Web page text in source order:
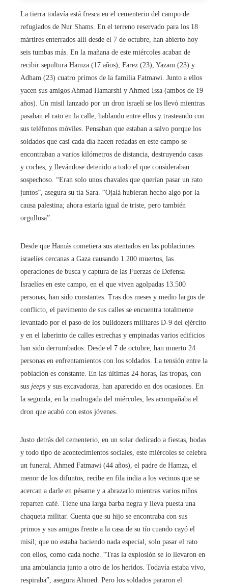
La tierra todavía está fresca en el cementerio del campo de
refugiados de Nur Shams. En el terreno reservado para los 18
mártires enterrados allí desde el 7 de octubre, han abierto hoy
seis tumbas más. En la mañana de este miércoles acaban de
recibir sepultura Hamza (17 años), Farez (23), Yazam (23) y
Adham (23) cuatro primos de la familia Fatmawi. Junto a ellos
yacen sus amigos Ahmad Hamarshi y Ahmed Issa (ambos de 19
años). Un misil lanzado por un dron israelí se los llevó mientras
pasaban el rato en la calle, hablando entre ellos y trasteando con
sus teléfonos móviles. Pensaban que estaban a salvo porque los
soldados que casi cada día hacen redadas en este campo se
encontraban a varios kilómetros de distancia, destruyendo casas
y coches, y llevándose detenido a todo el que consideraban
sospechoso. “Eran solo unos chavales que querían pasar un rato
juntos”, asegura su tía Sara. “Ojalá hubieran hecho algo por la
causa palestina; ahora estaría igual de triste, pero también
orgullosa”.
Desde que Hamás cometiera sus atentados en las poblaciones
israelíes cercanas a Gaza causando 1.200 muertos, las
operaciones de busca y captura de las Fuerzas de Defensa
Israelíes en este campo, en el que viven agolpadas 13.500
personas, han sido constantes. Tras dos meses y medio largos de
conflicto, el pavimento de sus calles se encuentra totalmente
levantado por el paso de los bulldozers militares D-9 del ejército
y en el laberinto de calles estrechas y empinadas varios edificios
han sido derrumbados. Desde el 7 de octubre, han muerto 24
personas en enfrentamientos con los soldados. La tensión entre la
población es constante. En las últimas 24 horas, las tropas, con
sus jeeps y sus excavadoras, han aparecido en dos ocasiones. En
la segunda, en la madrugada del miércoles, les acompañaba el
dron que acabó con estos jóvenes.
Justo detrás del cementerio, en un solar dedicado a fiestas, bodas
y todo tipo de acontecimientos sociales, este miércoles se celebra
un funeral. Ahmed Fatmawi (44 años), el padre de Hamza, el
menor de los difuntos, recibe en fila india a los vecinos que se
acercan a darle en pésame y a abrazarlo mientras varios niños
reparten café. Tiene una larga barba negra y lleva puesta una
chaqueta militar. Cuenta que su hijo se encontraba con sus
primos y sus amigos frente a la casa de su tío cuando cayó el
misil; que no estaba haciendo nada especial, solo pasar el rato
con ellos, como cada noche. “Tras la explosión se lo llevaron en
una ambulancia junto a otro de los heridos. Todavía estaba vivo,
respiraba”, asegura Ahmed. Pero los soldados pararon el